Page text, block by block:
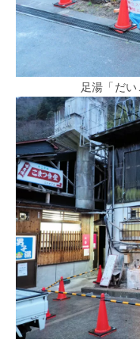
足湯「だ